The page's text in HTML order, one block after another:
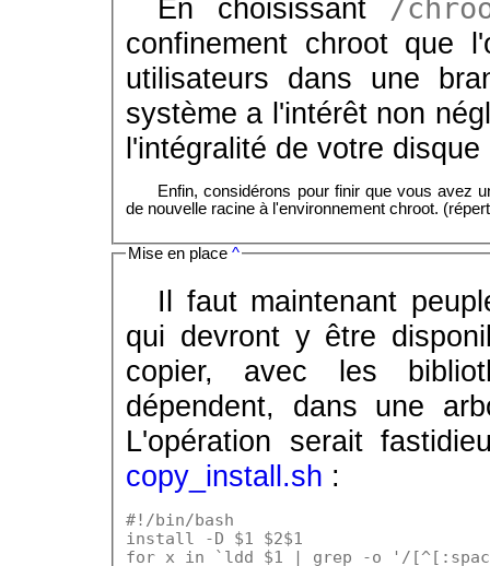
En choisissant /
confinement chroot que
utilisateurs dans une
système a l'intérêt non
l'intégralité de votre disque
Enfin, considérons pour finir que vous avez
de nouvelle racine à l'environnement chroot.
Mise en place ^
Il faut maintenant
qui devront y être
copier, avec les
dépendent, dans une
L'opération serait
copy_install.sh :
#!/bin/bash
install -D $1 $2$1
for x in `ldd $1 | grep -o '/